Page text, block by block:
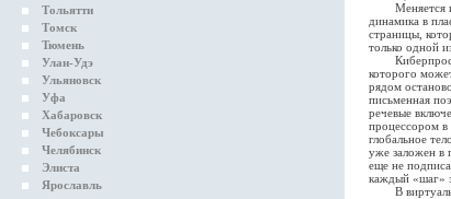
Тольятти
Томск
Тюмень
Улан-Удэ
Ульяновск
Уфа
Хабаровск
Чебоксары
Челябинск
Элиста
Ярославль
Меняется и
динамика в
страницы,
только одной
которого
рядом
письменная
речевые
процессором в
глобальное
уже заложен в
еще не
каждый «шаг»
В